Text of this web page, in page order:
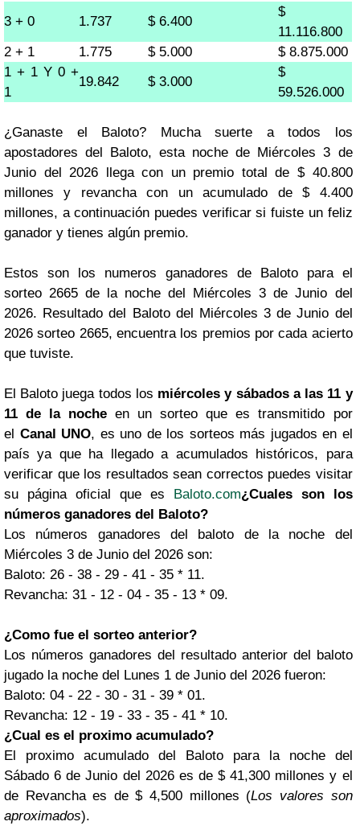
3 + 0
1.737 $ 6.400
$
11.116.800
2 + 1
1.775 $ 5.000
$ 8.875.000
1 + 1 Y 0 +
1
19.842 $ 3.000
$
59.526.000
¿Ganaste el Baloto? Mucha suerte a todos los
apostadores del Baloto, esta noche de Miércoles 3 de
Junio del 2026 llega con un premio total de $ 40.800
millones y revancha con un acumulado de $ 4.400
millones, a continuación puedes verificar si fuiste un feliz
ganador y tienes algún premio.
Estos son los numeros ganadores de Baloto para el
sorteo 2665 de la noche del Miércoles 3 de Junio del
2026. Resultado del Baloto del Miércoles 3 de Junio del
2026 sorteo 2665, encuentra los premios por cada acierto
que tuviste.
El Baloto juega todos los miércoles y sábados a las 11 y
11 de la noche en un sorteo que es transmitido por
el Canal UNO, es uno de los sorteos más jugados en el
país ya que ha llegado a acumulados históricos, para
verificar que los resultados sean correctos puedes visitar
su página oficial que es Baloto.com¿Cuales son los
números ganadores del Baloto?
Los números ganadores del baloto de la noche del
Miércoles 3 de Junio del 2026 son:
Baloto: 26 - 38 - 29 - 41 - 35 * 11.
Revancha: 31 - 12 - 04 - 35 - 13 * 09.
¿Como fue el sorteo anterior?
Los números ganadores del resultado anterior del baloto
jugado la noche del Lunes 1 de Junio del 2026 fueron:
Baloto: 04 - 22 - 30 - 31 - 39 * 01.
Revancha: 12 - 19 - 33 - 35 - 41 * 10.
¿Cual es el proximo acumulado?
El proximo acumulado del Baloto para la noche del
Sábado 6 de Junio del 2026 es de $ 41,300 millones y el
de Revancha es de $ 4,500 millones (Los valores son
aproximados).